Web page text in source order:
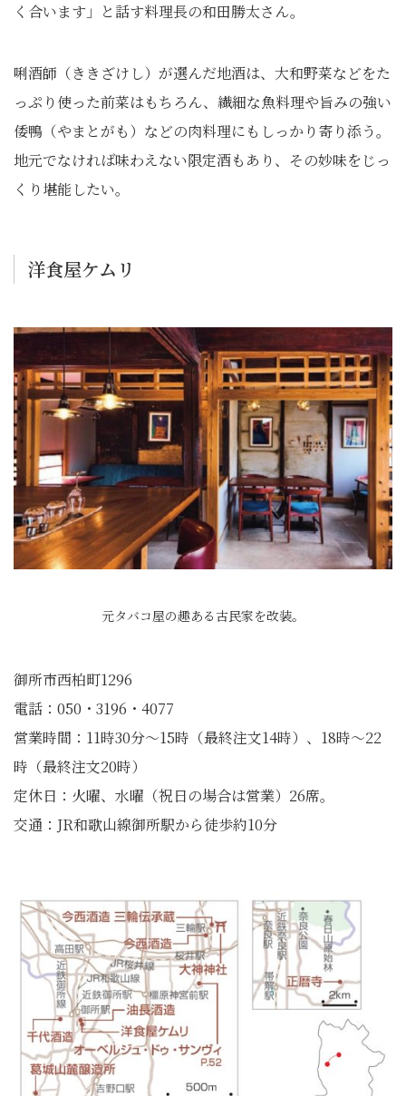
く合います」と話す料理長の和田勝太さん。
唎酒師（ききざけし）が選んだ地酒は、大和野菜などをた
っぷり使った前菜はもちろん、繊細な魚料理や旨みの強い
倭鴨（やまとがも）などの肉料理にもしっかり寄り添う。
地元でなければ味わえない限定酒もあり、その妙味をじっ
くり堪能したい。
洋食屋ケムリ
元タバコ屋の趣ある古民家を改装。
御所市西柏町1296
電話：050・3196・4077
営業時間：11時30分～15時（最終注文14時）、18時～22
時（最終注文20時）
定休日：火曜、水曜（祝日の場合は営業）26席。
交通：JR和歌山線御所駅から徒歩約10分